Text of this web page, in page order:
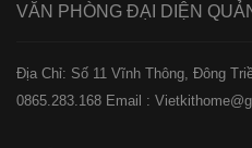
VĂN PHÒNG ĐẠI DIỆN
Địa Chỉ: Số 11 Vĩnh Thông, Đông
0865.283.168 Email :